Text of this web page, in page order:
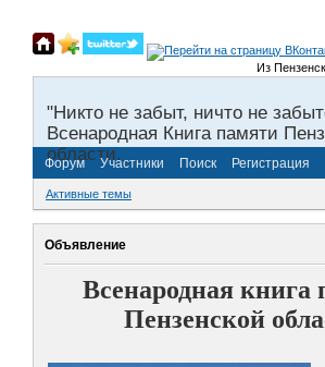
Из
"Никто не забыт, ничто не
Всенародная Книга памяти
области.
Форум Участники Поиск Регистрация
Активные темы
Объявление
Всенародная книга
Пензенской